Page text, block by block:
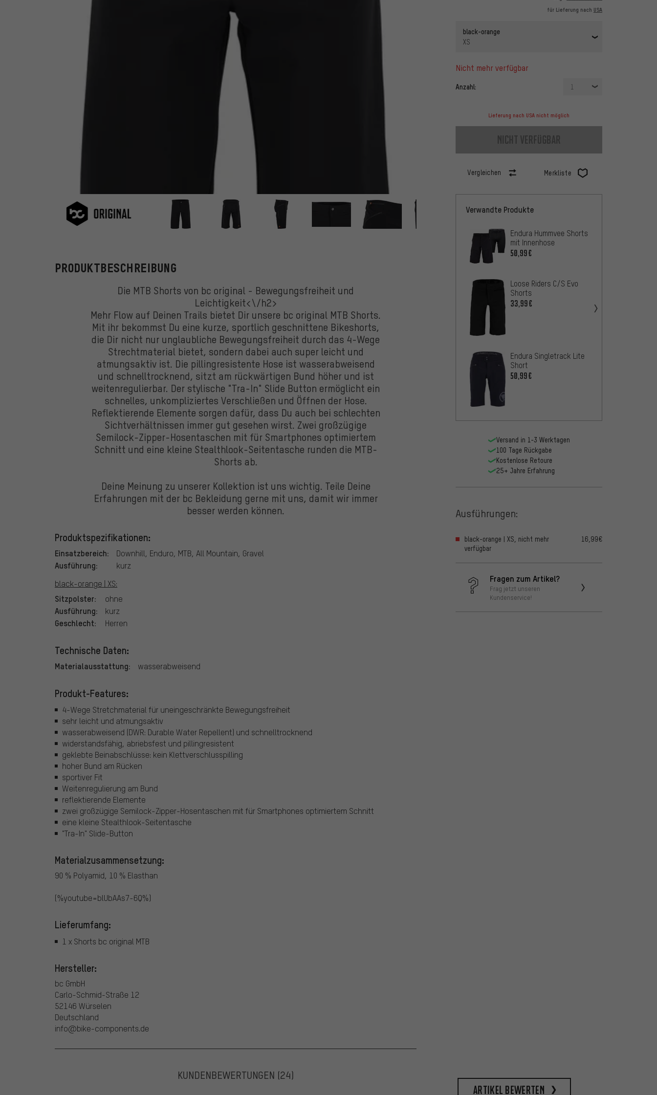
für Lieferung nach USA
black-orange
XS
nicht mehr verfügbar
Anzahl: 1
Lieferung nach USA nicht möglich
nicht verfügbar
Vergleichen Merkliste
bc original
PRODUKTBESCHREIBUNG
Die MTB Shorts von bc original - Bewegungsfreiheit und
Leichtigkeit<\/h2>
Mehr Flow auf Deinen Trails bietet Dir unsere bc original MTB Shorts.
Mit ihr bekommst Du eine kurze, sportlich geschnittene Bikeshorts,
die Dir nicht nur unglaubliche Bewegungsfreiheit durch das 4-Wege
Strechtmaterial bietet, sondern dabei auch super leicht und
atmungsaktiv ist. Die pillingresistente Hose ist wasserabweisend
und schnelltrocknend, sitzt am rückwärtigen Bund höher und ist
weitenregulierbar. Der stylische "Tra-In" Slide Button ermöglicht ein
schnelles, unkompliziertes Verschließen und Öffnen der Hose.
Reflektierende Elemente sorgen dafür, dass Du auch bei schlechten
Sichtverhältnissen immer gut gesehen wirst. Zwei großzügige
Semilock-Zipper-Hosentaschen mit für Smartphones optimiertem
Schnitt und eine kleine Stealthlook-Seitentasche runden die MTB-
Shorts ab.
Deine Meinung zu unserer Kollektion ist uns wichtig. Teile Deine
Erfahrungen mit der bc Bekleidung gerne mit uns, damit wir immer
besser werden können.
Produktspezifikationen:
Einsatzbereich: Downhill, Enduro, MTB, All Mountain, Gravel
Ausführung:
kurz
black-orange | XS:
Sitzpolster: ohne
Ausführung: kurz
Geschlecht: Herren
Technische Daten:
Materialausstattung: wasserabweisend
Produkt-Features:
4-Wege Stretchmaterial für uneingeschränkte Bewegungsfreiheit
sehr leicht und atmungsaktiv
wasserabweisend (DWR: Durable Water Repellent) und schnelltrocknend
widerstandsfähig, abriebsfest und pillingresistent
geklebte Beinabschlüsse: kein Klettverschlusspilling
hoher Bund am Rücken
sportiver Fit
Weitenregulierung am Bund
reflektierende Elemente
zwei großzügige Semilock-Zipper-Hosentaschen mit für Smartphones optimiertem Schnitt
eine kleine Stealthlook-Seitentasche
"Tra-In" Slide-Button
Materialzusammensetzung:
90 % Polyamid, 10 % Elasthan
{%youtube=blUbAAs7-6Q%}
Lieferumfang:
1 x Shorts bc original MTB
Hersteller:
bc GmbH
Carlo-Schmid-Straße 12
52146 Würselen
Deutschland
info@bike-components.de
Verwandte Produkte
Endura Hummvee Shorts
mit Innenhose
50,99€
Loose Riders C/S Evo
Shorts
33,99€
Endura Singletrack Lite
Short
50,99€
Versand in 1-3 Werktagen
100 Tage Rückgabe
Kostenlose Retoure
25+ Jahre Erfahrung
Ausführungen:
black-orange | XS, nicht mehr
verfügbar
16,99€
Fragen zum Artikel?
Frag jetzt unseren
Kundenservice!
KUNDENBEWERTUNGEN (24)
Artikel bewerten